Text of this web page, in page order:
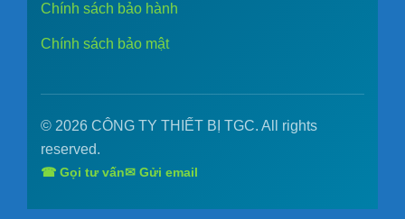
Chính sách bảo hành
Chính sách bảo mật
© 2026 CÔNG TY THIẾT BỊ TGC. All rights
reserved.
☎ Gọi tư vấn✉ Gửi email